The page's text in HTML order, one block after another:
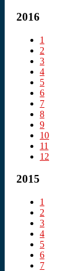
2016
1
2
3
4
5
6
7
8
9
10
11
12
2015
1
2
3
4
5
6
7